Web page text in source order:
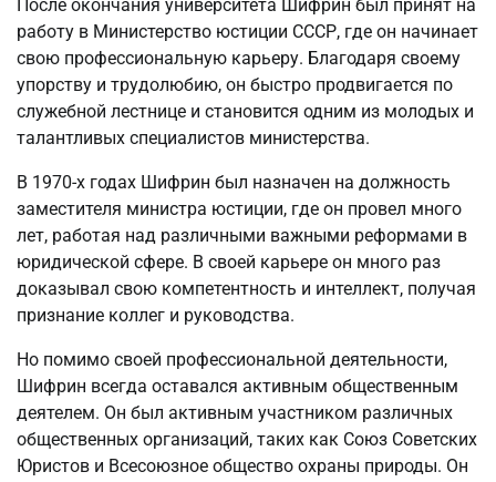
После окончания университета Шифрин был принят на
работу в Министерство юстиции СССР, где он начинает
свою профессиональную карьеру. Благодаря своему
упорству и трудолюбию, он быстро продвигается по
служебной лестнице и становится одним из молодых и
талантливых специалистов министерства.
В 1970-х годах Шифрин был назначен на должность
заместителя министра юстиции, где он провел много
лет, работая над различными важными реформами в
юридической сфере. В своей карьере он много раз
доказывал свою компетентность и интеллект, получая
признание коллег и руководства.
Но помимо своей профессиональной деятельности,
Шифрин всегда оставался активным общественным
деятелем. Он был активным участником различных
общественных организаций, таких как Союз Советских
Юристов и Всесоюзное общество охраны природы. Он